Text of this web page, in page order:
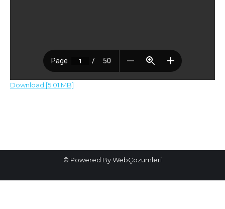
Download [5.01 MB]
navigation
© Powered By WebÇözümleri